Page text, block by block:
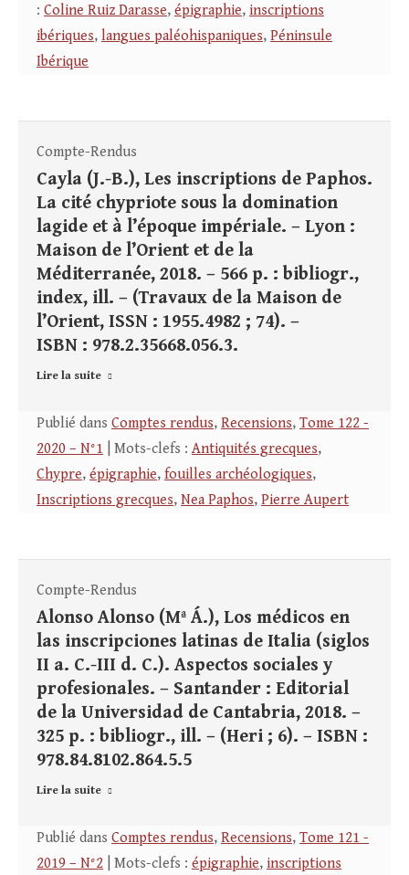
: Coline Ruiz Darasse, épigraphie, inscriptions
ibériques, langues paléohispaniques, Péninsule
Ibérique
Compte-Rendus
Cayla (J.-B.), Les inscriptions de Paphos.
La cité chypriote sous la domination
lagide et à l’époque impériale. – Lyon :
Maison de l’Orient et de la
Méditerranée, 2018. – 566 p. : bibliogr.,
index, ill. – (Travaux de la Maison de
l’Orient, ISSN : 1955.4982 ; 74). –
ISBN : 978.2.35668.056.3.
Lire la suite
Publié dans Comptes rendus, Recensions, Tome 122 -
2020 – N°1 | Mots-clefs : Antiquités grecques,
Chypre, épigraphie, fouilles archéologiques,
Inscriptions grecques, Nea Paphos, Pierre Aupert
Compte-Rendus
Alonso Alonso (Mª Á.), Los médicos en
las inscripciones latinas de Italia (siglos
II a. C.-III d. C.). Aspectos sociales y
profesionales. – Santander : Editorial
de la Universidad de Cantabria, 2018. –
325 p. : bibliogr., ill. – (Heri ; 6). – ISBN :
978.84.8102.864.5.5
Lire la suite
Publié dans Comptes rendus, Recensions, Tome 121 -
2019 – N°2 | Mots-clefs : épigraphie, inscriptions